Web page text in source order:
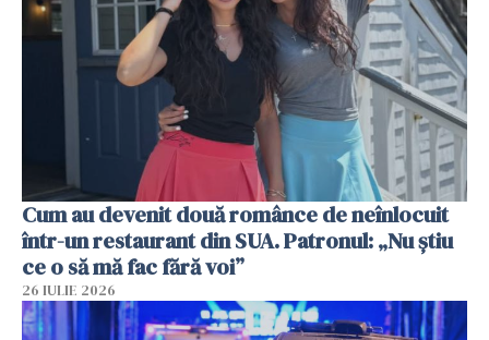
Cum au devenit două românce de neînlocuit
într-un restaurant din SUA. Patronul: „Nu știu
ce o să mă fac fără voi”
26 IULIE 2026